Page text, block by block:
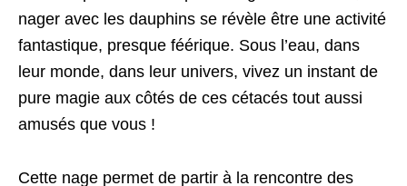
nager avec les dauphins se révèle être une activité
fantastique, presque féérique. Sous l’eau, dans
leur monde, dans leur univers, vivez un instant de
pure magie aux côtés de ces cétacés tout aussi
amusés que vous !
Cette nage permet de partir à la rencontre des